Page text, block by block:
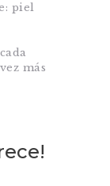
piel
más